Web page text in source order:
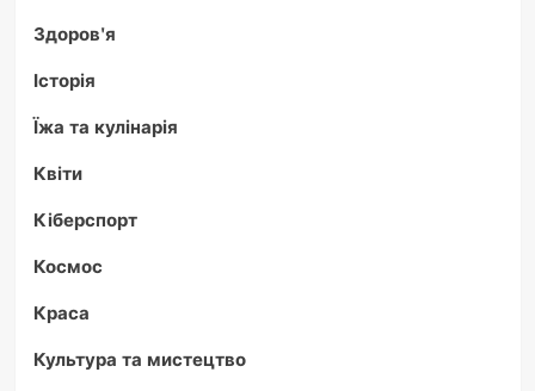
Здоров'я
Історія
Їжа та кулінарія
Квіти
Кіберспорт
Космос
Краса
Культура та мистецтво